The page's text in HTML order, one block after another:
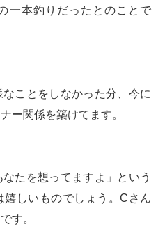
一本釣りだったとのことで
ことをしなかった分、今に
ー関係を築けてます。
たを想ってますよ」という
しいものでしょう。Cさん
す。